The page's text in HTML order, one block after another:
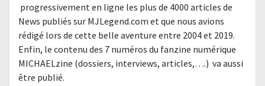
progressivement en ligne les plus de 4000 articles de
News publiés sur MJLegend.com et que nous avions
rédigé lors de cette belle aventure entre 2004 et 2019.
Enfin, le contenu des 7 numéros du fanzine numérique
MICHAELzine (dossiers, interviews, articles,….) va aussi
être publié.